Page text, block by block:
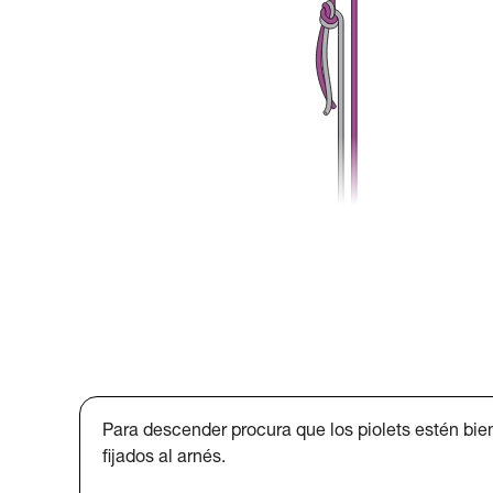
Para descender procura que los piolets estén
fijados al arnés.